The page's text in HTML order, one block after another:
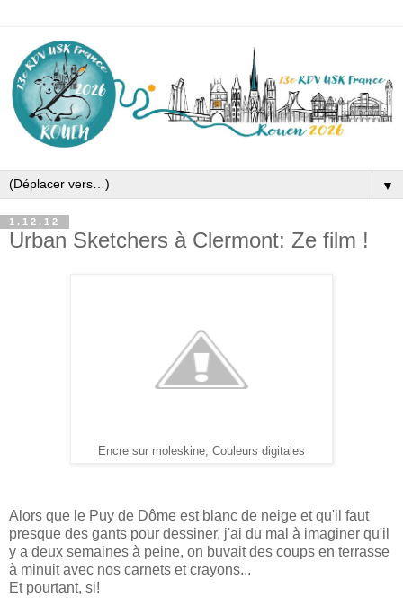
▼
1.12.12
Urban Sketchers à Clermont: Ze film !
Encre sur moleskine, Couleurs digitales
Alors que le Puy de Dôme est blanc de neige et qu'il faut
presque des gants pour dessiner, j'ai du mal à imaginer qu'il
y a deux semaines à peine, on buvait des coups en terrasse
à minuit avec nos carnets et crayons...
Et pourtant, si!